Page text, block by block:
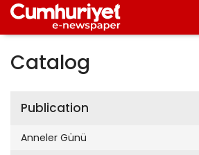
Catalog
Publication
Anneler Günü